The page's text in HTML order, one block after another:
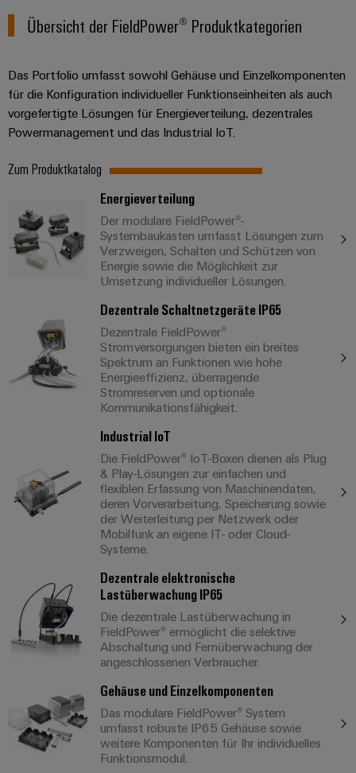
Übersicht der FieldPower® Produktkategorien
Das Portfolio umfasst sowohl Gehäuse und Einzelkomponenten
für die Konfiguration individueller Funktionseinheiten als auch
vorgefertigte Lösungen für Energieverteilung, dezentrales
Powermanagement und das Industrial IoT.
Zum Produktkatalog
Energieverteilung
Der modulare FieldPower®-
Systembaukasten umfasst Lösungen zum
Verzweigen, Schalten und Schützen von
Energie sowie die Möglichkeit zur
Umsetzung individueller Lösungen.
Dezentrale Schaltnetzgeräte IP65
Dezentrale FieldPower®
Stromversorgungen bieten ein breites
Spektrum an Funktionen wie hohe
Energieeffizienz, überragende
Stromreserven und optionale
Kommunikationsfähigkeit.
Industrial IoT
Die FieldPower® IoT-Boxen dienen als Plug
& Play-Lösungen zur einfachen und
flexiblen Erfassung von Maschinendaten,
deren Vorverarbeitung, Speicherung sowie
der Weiterleitung per Netzwerk oder
Mobilfunk an eigene IT- oder Cloud-
Systeme.
Dezentrale elektronische
Lastüberwachung IP65
Die dezentrale Lastüberwachung in
FieldPower® ermöglicht die selektive
Abschaltung und Fernüberwachung der
angeschlossenen Verbraucher.
Gehäuse und Einzelkomponenten
Das modulare FieldPower® System
umfasst robuste IP65 Gehäuse sowie
weitere Komponenten für Ihr individuelles
Funktionsmodul.